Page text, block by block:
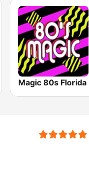
Magic 80s Florida